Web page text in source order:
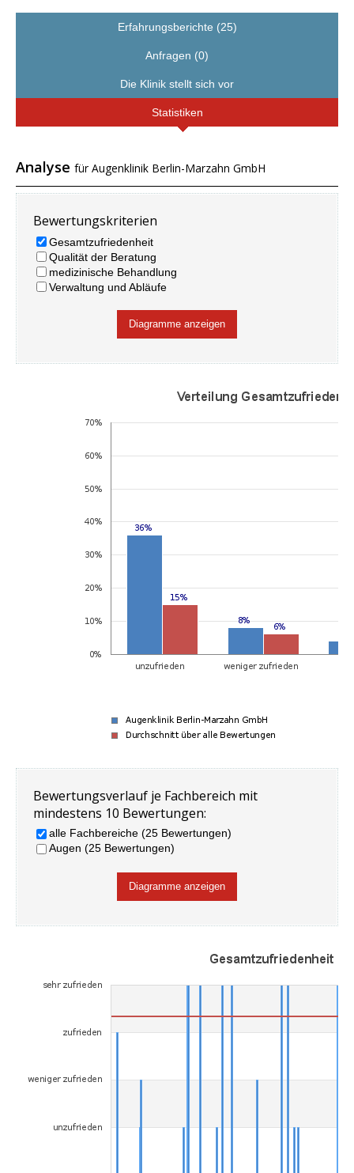
Erfahrungsberichte (25)
Anfragen (0)
Die Klinik stellt sich vor
Statistiken
Analyse für Augenklinik Berlin-Marzahn GmbH
Bewertungskriterien
Gesamtzufriedenheit
Qualität der Beratung
medizinische Behandlung
Verwaltung und Abläufe
Bewertungsverlauf je Fachbereich mit
mindestens 10 Bewertungen:
alle Fachbereiche (25 Bewertungen)
Augen (25 Bewertungen)